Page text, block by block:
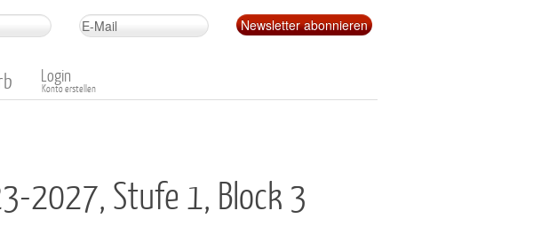
Login
Konto erstellen
2027, Stufe 1, Block 3